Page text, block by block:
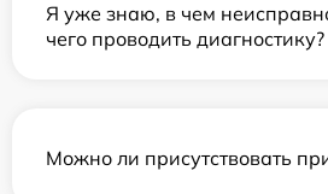
Я уже знаю, в чем
чего проводить диагностику?
Можно ли присутствовать